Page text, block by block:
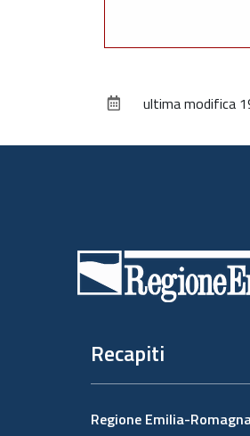
ultima modifica
Recapiti
Regione Emilia-